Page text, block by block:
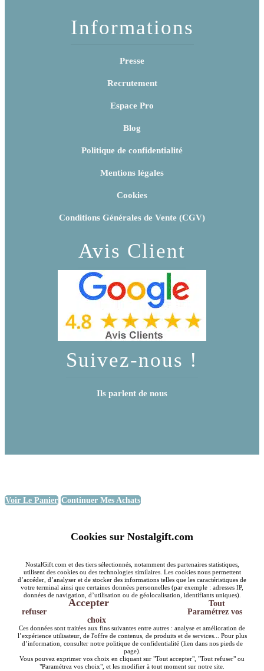
Informations
Presse
Recrutement
Espace Pro
Blog
Politique de confidentialité
Mentions légales
Cookies
Conditions Générales de Vente (CGV)
Avis Client
Suivez-nous !
Ils parlent de nous
Voir Le Panier Continuer Mes Achats
Cookies sur Nostalgift.com
NostalGift.com et des tiers sélectionnés, notamment des partenaires statistiques,
utilisent des cookies ou des technologies similaires. Les cookies nous permettent
d’accéder, d’analyser et de stocker des informations telles que les caractéristiques de
votre terminal ainsi que certaines données personnelles (par exemple : adresses IP,
données de navigation, d’utilisation ou de géolocalisation, identifiants uniques).
Accepter
Tout
refuser
Paramétrez vos
choix
Ces données sont traitées aux fins suivantes entre autres : analyse et amélioration de
l’expérience utilisateur, de l'offre de contenus, de produits et de services... Pour plus
d’information, consulter notre politique de confidentialité (lien dans nos pieds de
page).
Vous pouvez exprimer vos choix en cliquant sur "Tout accepter", "Tout refuser" ou
"Paramétrez vos choix", et les modifier à tout moment sur notre site.